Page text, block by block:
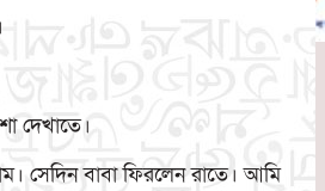
দেখাতে।
সেদিন বাবা ফিরলেন রাতে। আমি